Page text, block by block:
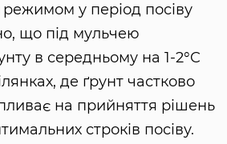
у період посіву
що під мульчею
в середньому на 1-2°C
де ґрунт частково
на прийняття рішень
строків посіву.